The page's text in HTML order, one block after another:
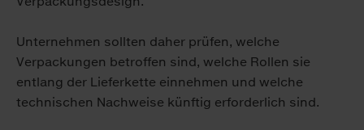
Unternehmen sollten daher prüfen, welche
Verpackungen betroffen sind, welche Rollen sie
entlang der Lieferkette einnehmen und welche
technischen Nachweise künftig erforderlich sind.